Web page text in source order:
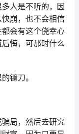
人是不听的，因
崩，也不会相信
会有这个侥幸心
悔，可那时什么
镰刀。
局，然后去研究